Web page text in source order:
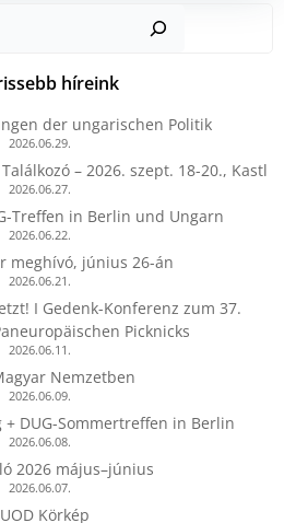
híreink
der ungarischen Politik
2026.06.29.
– 2026. szept. 18-20., Kastl
2026.06.27.
Treffen in Berlin und Ungarn
2026.06.22.
meghívó, június 26-án
2026.06.21.
I Gedenk-Konferenz zum 37.
Picknicks
2026.06.11.
Nemzetben
2026.06.09.
DUG-Sommertreffen in Berlin
2026.06.08.
2026 május–június
2026.06.07.
Körkép